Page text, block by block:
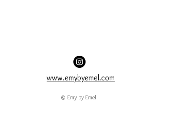
www.emybyemel.com
© Emy by Emel